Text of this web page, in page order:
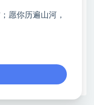
领取
愿你历遍山河，